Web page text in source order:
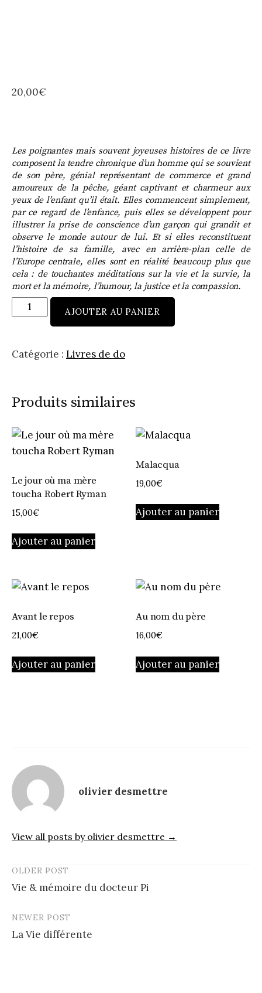
20,00€
Les poignantes mais souvent joyeuses histoires de ce livre
composent la tendre chronique d’un homme qui se souvient
de son père, génial représentant de commerce et grand
amoureux de la pêche, géant captivant et charmeur aux
yeux de l’enfant qu’il était. Elles commencent simplement,
par ce regard de l’enfance, puis elles se développent pour
illustrer la prise de conscience d’un garçon qui grandit et
observe le monde autour de lui. Et si elles reconstituent
l’histoire de sa famille, avec en arrière-plan celle de
l’Europe centrale, elles sont en réalité beaucoup plus que
cela : de touchantes méditations sur la vie et la survie, la
mort et la mémoire, l’humour, la justice et la compassion.
quantité
de
j'ai
poissons
AJOUTER AU PANIER
Catégorie : Livres de do
Produits similaires
Le jour où ma mère
toucha Robert Ryman
15,00€
Ajouter au panier
Malacqua
19,00€
Ajouter au panier
Avant le repos
21,00€
Ajouter au panier
Au nom du père
16,00€
Ajouter au panier
olivier desmettre
View all posts by olivier desmettre →
Post
navigation
OLDER POST
Vie & mémoire du docteur Pi
NEWER POST
La Vie différente